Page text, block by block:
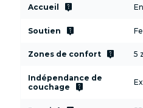
Accueil live_help
Soutien live_help
Zones de confort live_help 5
Indépendance de
couchage
live_help